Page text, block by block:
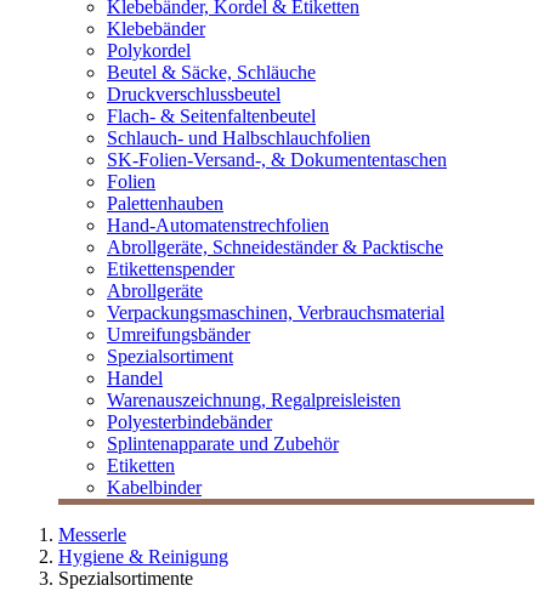
Klebebänder, Kordel & Etiketten
Klebebänder
Polykordel
Beutel & Säcke, Schläuche
Druckverschlussbeutel
Flach- & Seitenfaltenbeutel
Schlauch- und Halbschlauchfolien
SK-Folien-Versand-, & Dokumententaschen
Folien
Palettenhauben
Hand-Automatenstrechfolien
Abrollgeräte, Schneideständer & Packtische
Etikettenspender
Abrollgeräte
Verpackungsmaschinen, Verbrauchsmaterial
Umreifungsbänder
Spezialsortiment
Handel
Warenauszeichnung, Regalpreisleisten
Polyesterbindebänder
Splintenapparate und Zubehör
Etiketten
Kabelbinder
Messerle
Hygiene & Reinigung
Spezialsortimente